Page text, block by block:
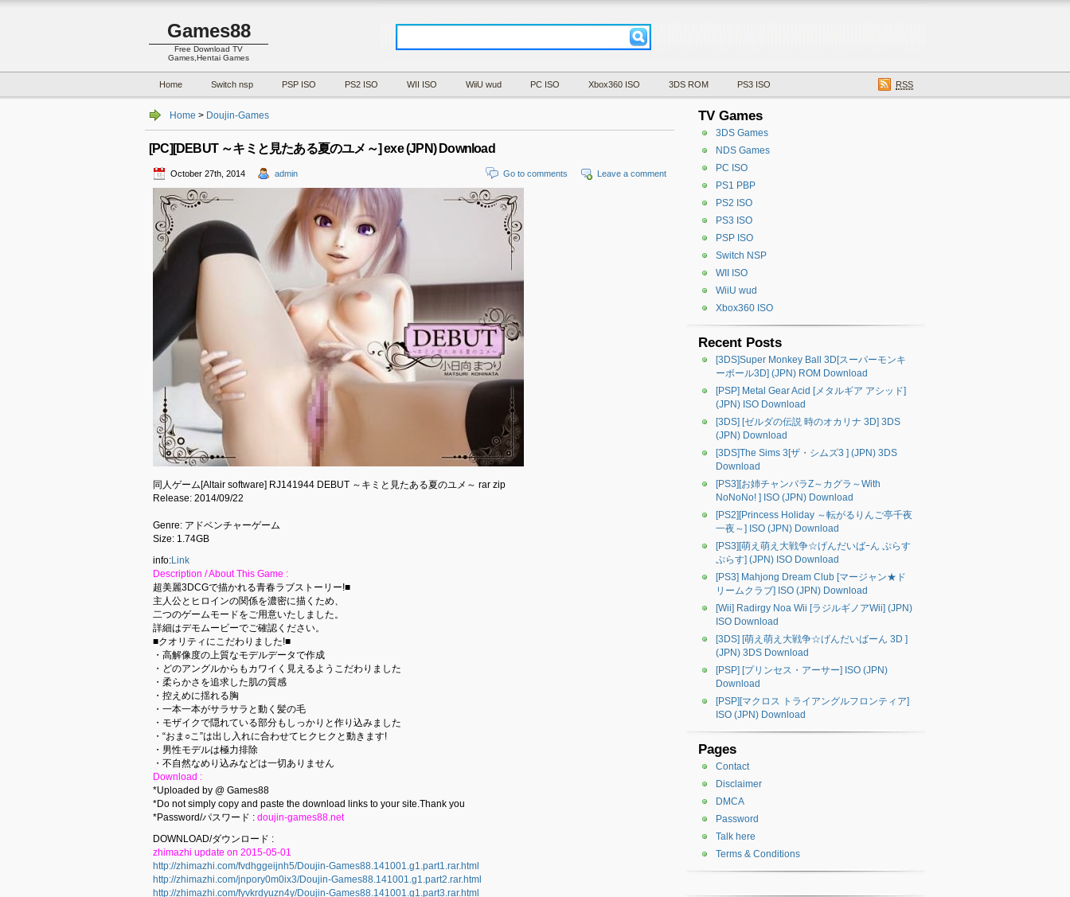
Games88
Free Download TV
Games,Hentai Games
Home Switch nsp PSP ISO PS2 ISO WII ISO WiiU wud PC ISO Xbox360 ISO 3DS ROM PS3 ISO RSS
Home > Doujin-Games
[PC][DEBUT ～キミと見たある夏のユメ～] exe (JPN) Download
October 27th, 2014 admin Leave a comment
Go to comments
同人ゲーム[Altair software] RJ141944 DEBUT ～キミと見たある夏のユメ～ rar zip
Release: 2014/09/22
Genre: アドベンチャーゲーム
Size: 1.74GB
info:Link
Description / About This Game :
超美麗3DCGで描かれる青春ラブストーリー!■
主人公とヒロインの関係を濃密に描くため、
二つのゲームモードをご用意いたしました。
詳細はデモムービーでご確認ください。
■クオリティにこだわりました!■
・高解像度の上質なモデルデータで作成
・どのアングルからもカワイく見えるようこだわりました
・柔らかさを追求した肌の質感
・控えめに揺れる胸
・一本一本がサラサラと動く髪の毛
・モザイクで隠れている部分もしっかりと作り込みました
・“おま○こ”は出し入れに合わせてヒクヒクと動きます!
・男性モデルは極力排除
・不自然なめり込みなどは一切ありません
Download :
*Uploaded by @ Games88
*Do not simply copy and paste the download links to your site.Thank you
*Password/パスワード : doujin-games88.net
DOWNLOAD/ダウンロード :
zhimazhi update on 2015-05-01
http://zhimazhi.com/fvdhggeijnh5/Doujin-Games88.141001.g1.part1.rar.html
http://zhimazhi.com/jnpory0m0ix3/Doujin-Games88.141001.g1.part2.rar.html
http://zhimazhi.com/fyvkrdyuzn4y/Doujin-Games88.141001.g1.part3.rar.html
TV Games
3DS Games
NDS Games
PC ISO
PS1 PBP
PS2 ISO
PS3 ISO
PSP ISO
Switch NSP
WII ISO
WiiU wud
Xbox360 ISO
Recent Posts
[3DS]Super Monkey Ball 3D[スーパーモンキ
ーボール3D] (JPN) ROM Download
[PSP] Metal Gear Acid [メタルギア アシッド]
(JPN) ISO Download
[3DS] [ゼルダの伝説 時のオカリナ 3D] 3DS
(JPN) Download
[3DS]The Sims 3[ザ・シムズ3 ] (JPN) 3DS
Download
[PS3][お姉チャンバラZ～カグラ～With
NoNoNo! ] ISO (JPN) Download
[PS2][Princess Holiday ～転がるりんご亭千夜
一夜～] ISO (JPN) Download
[PS3][萌え萌え大戦争☆げんだいばｰん ぷらす
ぷらす] (JPN) ISO Download
[PS3] Mahjong Dream Club [マージャン★ド
リームクラブ] ISO (JPN) Download
[Wii] Radirgy Noa Wii [ラジルギノアWii] (JPN)
ISO Download
[3DS] [萌え萌え大戦争☆げんだいばーん 3D ]
(JPN) 3DS Download
[PSP] [プリンセス・アーサー] ISO (JPN)
Download
[PSP][マクロス トライアングルフロンティア]
ISO (JPN) Download
Pages
Contact
Disclaimer
DMCA
Password
Talk here
Terms & Conditions